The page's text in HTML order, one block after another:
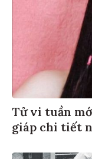
Tử vi tuần
giáp chi tiết